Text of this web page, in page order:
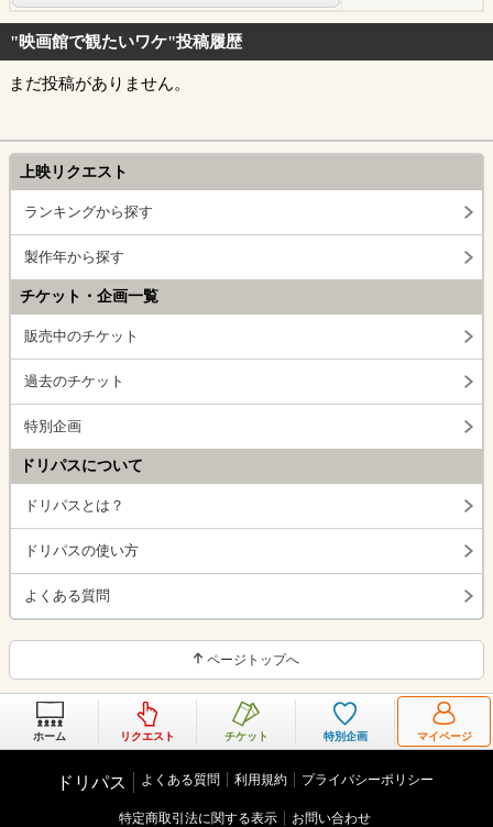
"映画館で観たいワケ"投稿履歴
まだ投稿がありません。
上映リクエスト
ランキングから探す
製作年から探す
チケット・企画一覧
販売中のチケット
過去のチケット
特別企画
ドリパスについて
ドリパスとは？
ドリパスの使い方
よくある質問
ページトップへ
ホーム リクエスト チケット 特別企画 マイページ
ドリパス よくある質問 利用規約 プライバシーポリシー
特定商取引法に関する表示 お問い合わせ